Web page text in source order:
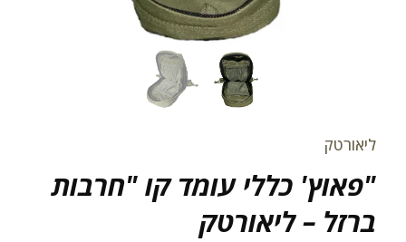
ליאורטק
"פאוץ' כללי עומד קו "חרבות
ברזל – ליאורטק